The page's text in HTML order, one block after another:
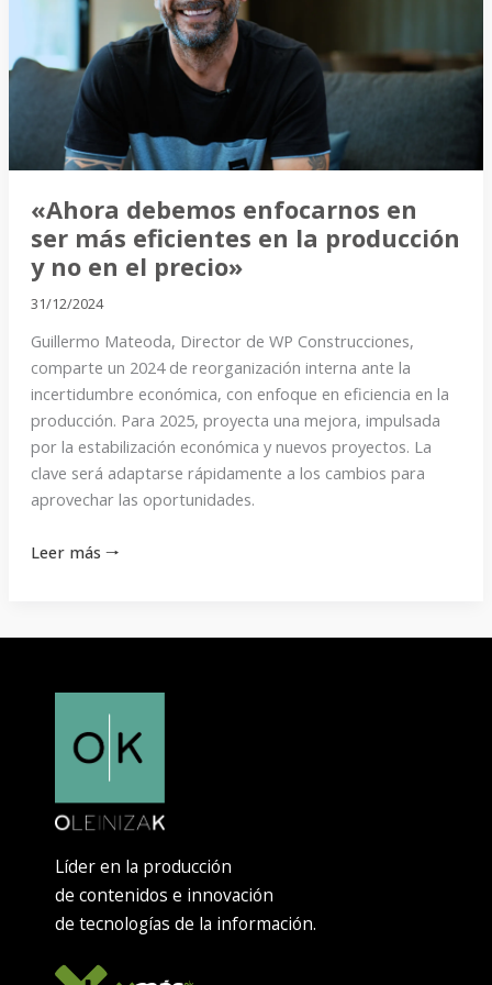
«Ahora debemos enfocarnos en
ser más eficientes en la producción
y no en el precio»
31/12/2024
Guillermo Mateoda, Director de WP Construcciones,
comparte un 2024 de reorganización interna ante la
incertidumbre económica, con enfoque en eficiencia en la
producción. Para 2025, proyecta una mejora, impulsada
por la estabilización económica y nuevos proyectos. La
clave será adaptarse rápidamente a los cambios para
aprovechar las oportunidades.
más
eficientes
producción
y
no
en
el
Leer más 🠒
Líder en la producción
de contenidos e innovación
de tecnologías de la información.